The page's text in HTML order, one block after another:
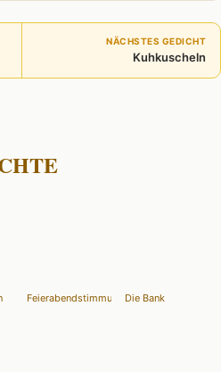
NÄCHSTES GEDICHT
Kuhkuscheln
Feierabendstimmung Die Bank